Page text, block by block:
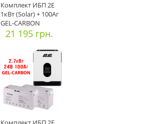
Комплект ИБП 2E
1кВт (Solar) + 100Аг
GEL-CARBON
21 195 грн.